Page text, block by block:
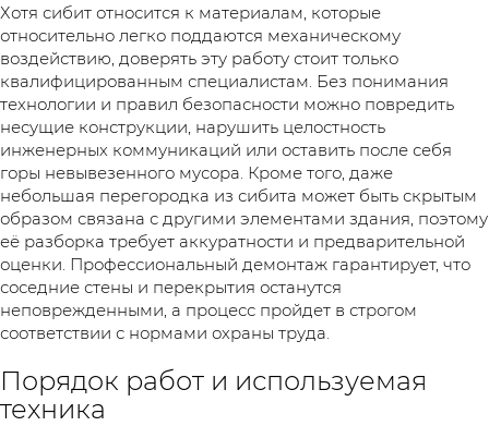
Хотя сибит относится к материалам, которые
относительно легко поддаются механическому
воздействию, доверять эту работу стоит только
квалифицированным специалистам. Без понимания
технологии и правил безопасности можно повредить
несущие конструкции, нарушить целостность
инженерных коммуникаций или оставить после себя
горы невывезенного мусора. Кроме того, даже
небольшая перегородка из сибита может быть скрытым
образом связана с другими элементами здания, поэтому
её разборка требует аккуратности и предварительной
оценки. Профессиональный демонтаж гарантирует, что
соседние стены и перекрытия останутся
неповрежденными, а процесс пройдет в строгом
соответствии с нормами охраны труда.
Порядок работ и используемая
техника